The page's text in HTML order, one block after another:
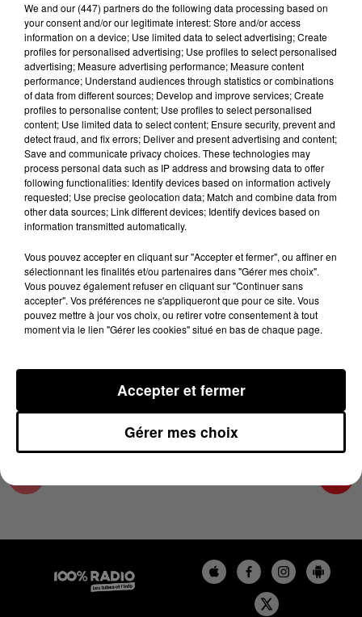
Lecture (4 min 15 sec)
100%
100% Radio les infos du Lot
13 août 2025 - 4 min 15 sec
LES INFOS DU LOT DU 13/08/2025 À 09H00
13/08/2025
We and our (447) partnersdo the following data processing based on
your consent and/or our legitimate interest: Store and/or access
information on a device; Use limited data to select advertising; Create
profiles for personalised advertising; Use profiles to select personalised
advertising; Measure advertising performance; Measure content
performance; Understand audiences through statistics or combinations
of data from different sources; Develop and improve services; Create
profiles to personalise content; Use profiles to select personalised
content; Use limited data to select content; Ensure security, prevent and
detect fraud, and fix errors; Deliver and present advertising and content;
Save and communicate privacy choices. These technologies may
process personal data such as IP address and browsing data to offer
following functionalities: Identify devices based on information actively
requested; Use precise geolocation data; Match and combine data from
other data sources; Link different devices; Identify devices based on
information transmitted automatically.
Vous pouvez accepter en cliquant sur "Accepter et fermer", ou affiner en
sélectionnant les finalités et/ou partenaires dans "Gérer mes choix".
Vous pouvez également refuser en cliquant sur "Continuer sans
accepter". Vos préférences ne s'appliqueront que pour ce site. Vous
pouvez mettre à jour vos choix, ou retirer votre consentement à tout
moment via le lien "Gérer les cookies" situé en bas de chaque page.
Gérer mes choix
Accepter et fermer